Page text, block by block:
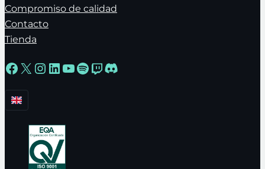
Compromiso de calidad
Contacto
Tienda
Facebook
X Instagram
LinkedIn
YouTube
Spotify
Twitch
Discord